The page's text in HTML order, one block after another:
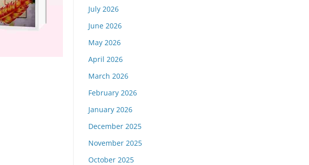
July 2026
June 2026
May 2026
April 2026
March 2026
February 2026
January 2026
December 2025
November 2025
October 2025